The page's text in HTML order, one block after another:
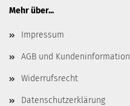
Mehr über...
Impressum
AGB und Kundeninformation
Widerrufsrecht
Datenschutzerklärung